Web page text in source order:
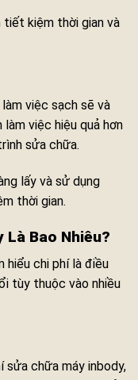
tiết kiệm thời gian và
việc sạch sẽ và
làm việc hiệu quả hơn
sửa chữa.
lấy và sử dụng
thời gian.
Là Bao Nhiêu?
hiểu chi phí là điều
tùy thuộc vào nhiều
sửa chữa máy inbody,